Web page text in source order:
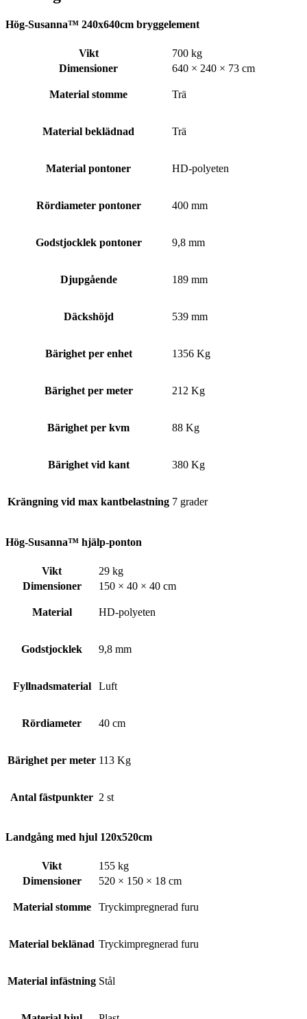
Hög-Susanna™ 240x640cm bryggelement
Vikt
700 kg
Dimensioner
640 × 240 × 73 cm
Material stomme Trä
Material beklädnad Trä
Material pontoner HD-polyeten
Rördiameter pontoner 400 mm
Godstjocklek pontoner 9,8 mm
Djupgående 189 mm
Däckshöjd 539 mm
Bärighet per enhet 1356 Kg
Bärighet per meter 212 Kg
Bärighet per kvm 88 Kg
Bärighet vid kant 380 Kg
Krängning vid max kantbelastning 7 grader
Hög-Susanna™ hjälp-ponton
Vikt
29 kg
Dimensioner
150 × 40 × 40 cm
Material HD-polyeten
Godstjocklek 9,8 mm
Fyllnadsmaterial Luft
Rördiameter 40 cm
Bärighet per meter 113 Kg
Antal fästpunkter 2 st
Landgång med hjul 120x520cm
Vikt
155 kg
Dimensioner
520 × 150 × 18 cm
Material stomme Tryckimpregnerad furu
Material beklänad Tryckimpregnerad furu
Material infästning Stål